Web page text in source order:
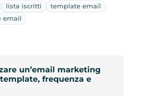
lista iscritti
template email
email
un’email marketing
frequenza e